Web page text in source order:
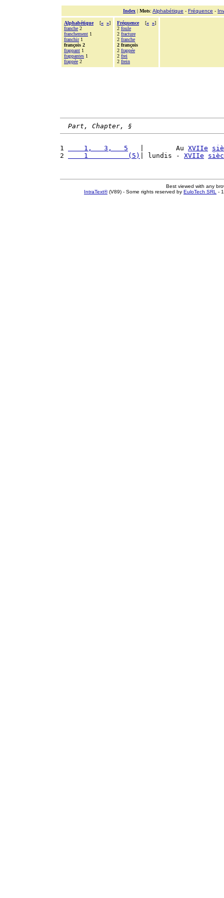
Index | Mots: Alphabétique - Fréquence -
Alphabétique [« »]
franche 2
franchement 1
franchir1
françois 2
frappant 1
frappantes 1
frappée 2
Fréquence [« »]
2 foule
2 fracture
2 franche
2 françois
2 frappée
2 frei
2 frein
Part, Chapter, §
1
    1,   3,   5
   |        Au
XVIIe
2
    1          (5)
| lundis - XVIIe
Best viewed with any
IntraText®(V89) - Some rights reserved by EuloTech SRL -